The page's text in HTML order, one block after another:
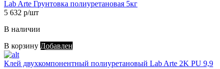
Lab Arte Грунтовка полиуретановая 5кг
5 632 р/шт
В наличии
В корзину Добавлен
Клей двухкомпонентный полиуретановый Lab Arte 2K PU 9,9